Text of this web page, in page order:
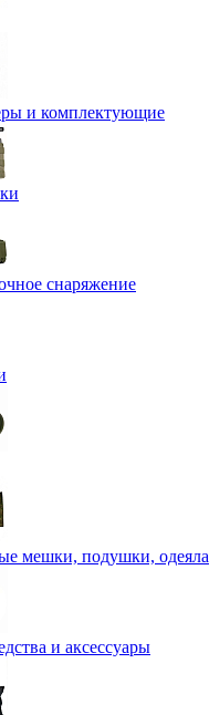
и комплектующие
снаряжение
мешки, подушки, одеяла
и аксессуары